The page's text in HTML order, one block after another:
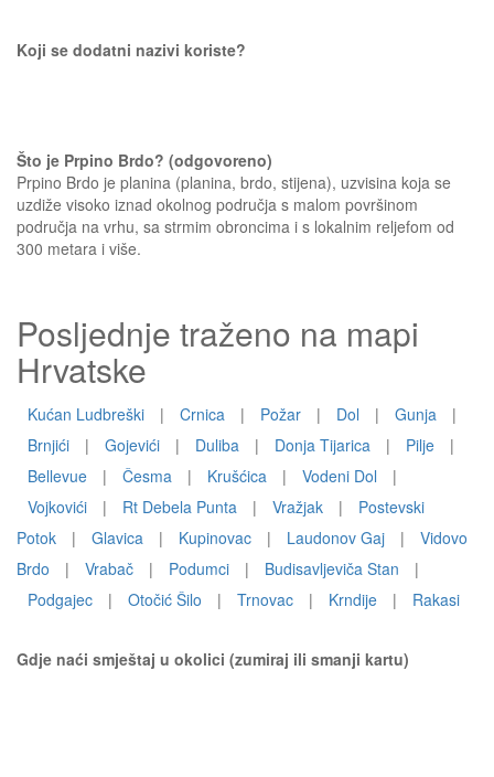
Koji se dodatni nazivi koriste?
Što je Prpino Brdo? (odgovoreno)
Prpino Brdo je planina (planina, brdo, stijena), uzvisina koja se
uzdiže visoko iznad okolnog područja s malom površinom
područja na vrhu, sa strmim obroncima i s lokalnim reljefom od
300 metara i više.
Posljednje traženo na mapi
Hrvatske
Kućan Ludbreški | Crnica | Požar | Dol | Gunja
|
Brnjići
| Gojevići | Duliba | Donja Tijarica | Pilje
|
Bellevue
| Česma | Krušćica | Vodeni Dol
|
Vojkovići
| Rt Debela Punta | Vražjak |
Postevski
Potok
| Glavica | Kupinovac | Laudonov Gaj |
Vidovo
Brdo
| Vrabač | Podumci | Budisavljeviča Stan
|
Podgajec
| Otočić Šilo | Trnovac | Krndije | Rakasi
Gdje naći smještaj u okolici (zumiraj ili smanji kartu)